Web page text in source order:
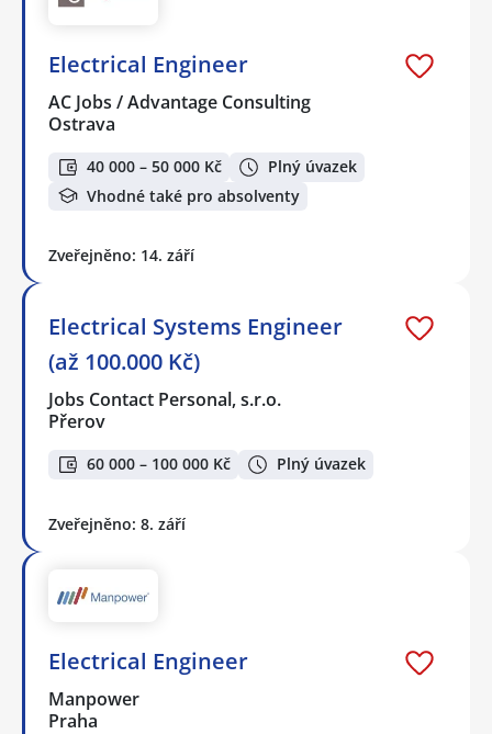
Electrical Engineer
AC Jobs / Advantage Consulting
Ostrava
40 000 – 50 000 Kč
Plný úvazek
Vhodné také pro absolventy
Zveřejněno: 14. září
Electrical Systems Engineer
(až 100.000 Kč)
Jobs Contact Personal, s.r.o.
Přerov
60 000 – 100 000 Kč Plný úvazek
Zveřejněno: 8. září
Electrical Engineer
Manpower
Praha